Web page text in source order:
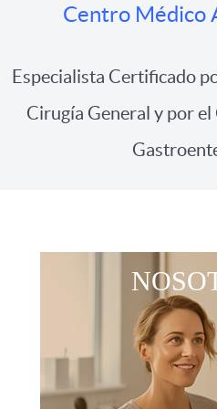
Centro Médico
Especialista Certificado
Cirugía General y por